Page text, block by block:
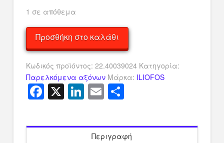
1 σε απόθεμα
Iliofos
Stainless
Steel
316
Rope
Cutter
For
Technodrive
Προσθήκη στο καλάθι
Κωδικός προϊόντος: 22.40039024 Κατηγορία:
Παρελκόμενα αξόνων Μάρκα: ILIOFOS
Facebook
X LinkedIn
Email
Περιγραφή